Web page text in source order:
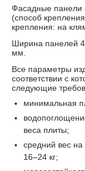
Фасадные панели
(способ
крепления: на
Ширина панелей
мм.
Все параметры
соответствии с
следующие
минимальная
веса плиты;
средний вес
16–24 кг;